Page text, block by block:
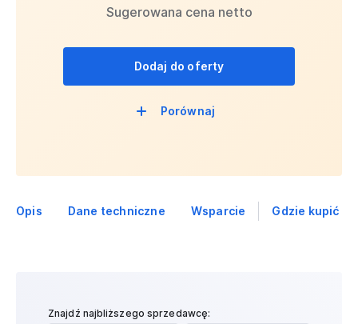
Sugerowana cena netto
Dodaj do oferty
Porównaj
Opis Dane techniczne Wsparcie Gdzie kupić
Znajdź najbliższego sprzedawcę: